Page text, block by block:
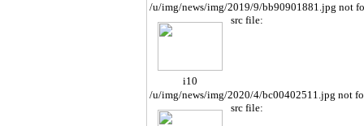
/u/img/news/img/2019/9/bb90901881.jpg not
i10
src file:
/u/img/news/img/2020/4/bc00402511.jpg not
src file: